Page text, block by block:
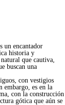
un encantador
historia y
que cautiva,
buscan una
con vestigios
embargo, es en la
con la construcción
gótica que aún se